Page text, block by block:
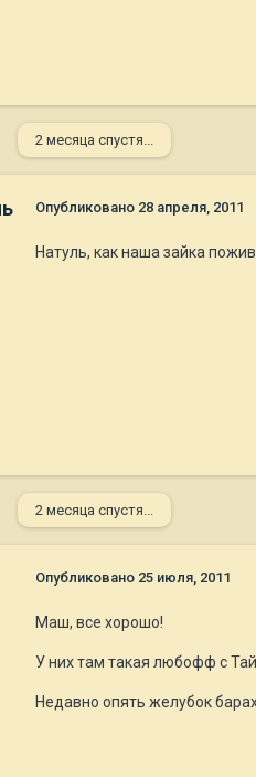
2 месяца спустя...
Опубликовано 28 апреля, 2011
Натуль, как наша зайка
2 месяца спустя...
Опубликовано 25 июля, 2011
Маш, все хорошо!
У них там такая любофф с
Недавно опять желубок